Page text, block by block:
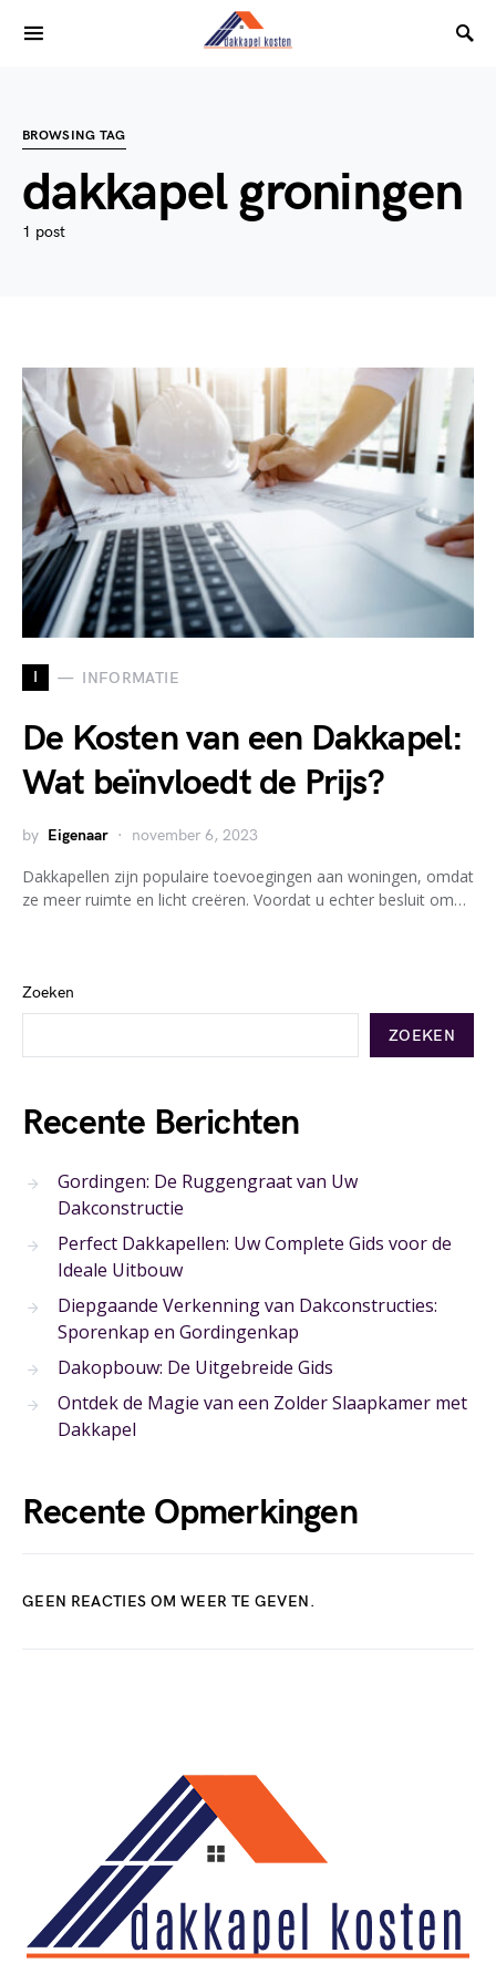
BROWSING TAG
dakkapel groningen
1 post
I INFORMATIE
De Kosten van een Dakkapel:
Wat beïnvloedt de Prijs?
by Eigenaar november 6, 2023
Dakkapellen zijn populaire toevoegingen aan woningen, omdat
ze meer ruimte en licht creëren. Voordat u echter besluit om…
Zoeken
ZOEKEN
Recente Berichten
Gordingen: De Ruggengraat van Uw
Dakconstructie
Perfect Dakkapellen: Uw Complete Gids voor de
Ideale Uitbouw
Diepgaande Verkenning van Dakconstructies:
Sporenkap en Gordingenkap
Dakopbouw: De Uitgebreide Gids
Ontdek de Magie van een Zolder Slaapkamer met
Dakkapel
Recente Opmerkingen
GEEN REACTIES OM WEER TE GEVEN.